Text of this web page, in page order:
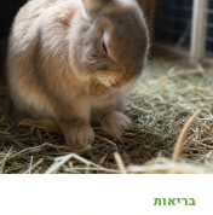
בריאות